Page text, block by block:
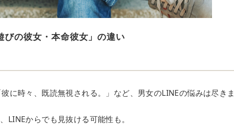
の彼女・本命彼女」の違い
に時々、既読無視される。」など、男女のLINEの悩みは尽きま
LINEからでも見抜ける可能性も。